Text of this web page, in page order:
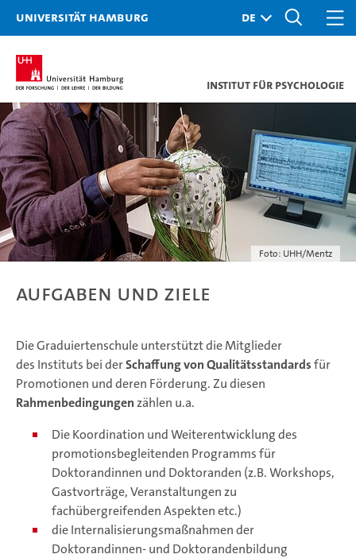
Universität Hamburg
Institut für Psychologie
Foto: UHH/Mentz
Aufgaben und Ziele
Die Graduiertenschule unterstützt die Mitglieder
des Instituts bei derSchaffung von Qualitätsstandardsfür
Promotionen und deren Förderung. Zu diesen
Rahmenbedingungenzählen u.a.
Die Koordination und Weiterentwicklung des
promotionsbegleitenden Programms für
Doktorandinnen und Doktoranden (z.B. Workshops,
Gastvorträge, Veranstaltungen zu
fachübergreifenden Aspekten etc.)
die Internalisierungsmaßnahmen der
Doktorandinnen- und Doktorandenbildung